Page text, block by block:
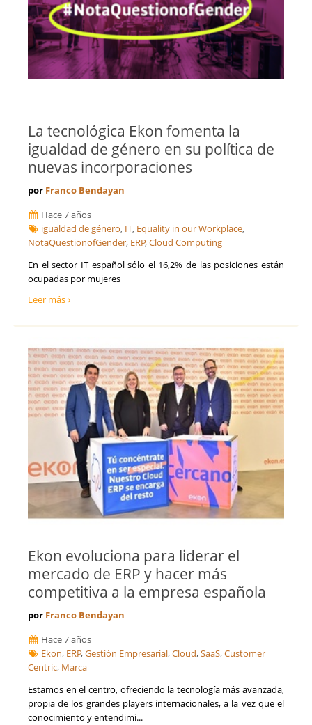
La tecnológica Ekon fomenta la
igualdad de género en su política de
nuevas incorporaciones
por Franco Bendayan
Hace 7 años
igualdad de género, IT, Equality in our Workplace,
NotaQuestionofGender, ERP,Cloud Computing
En el sector IT español sólo el 16,2% de las posiciones están
ocupadas por mujeres
Leer más
Ekon evoluciona para liderar el
mercado de ERP y hacer más
competitiva a la empresa española
por Franco Bendayan
Hace 7 años
Ekon, ERP,Gestión Empresarial,Cloud,SaaS,Customer
Centric, Marca
Estamos en el centro, ofreciendo la tecnología más avanzada,
propia de los grandes players internacionales, a la vez que el
conocimiento y entendimi...